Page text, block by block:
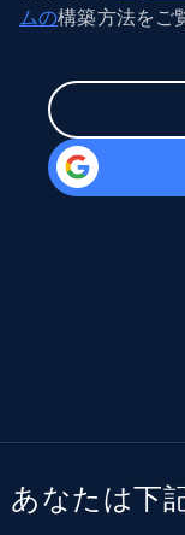
ムの構築方法をご
あなたは下